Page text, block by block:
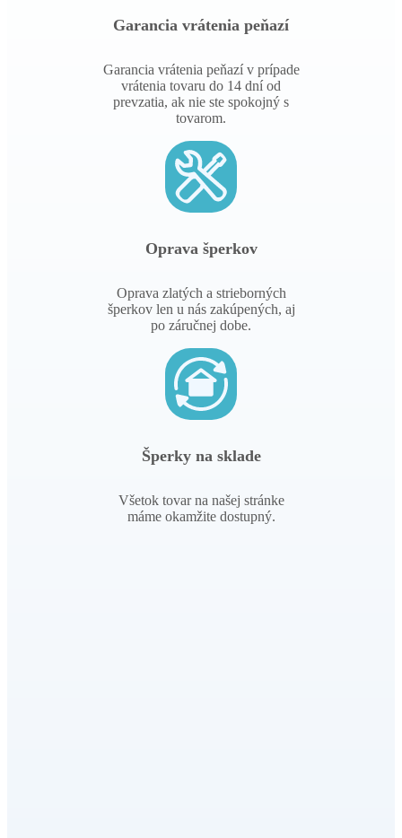
Garancia vrátenia peňazí
Garancia vrátenia peňazí v prípade
vrátenia tovaru do 14 dní od
prevzatia, ak nie ste spokojný s
tovarom.
Oprava šperkov
Oprava zlatých a strieborných
šperkov len u nás zakúpených, aj
po záručnej dobe.
Šperky na sklade
Všetok tovar na našej stránke
máme okamžite dostupný.